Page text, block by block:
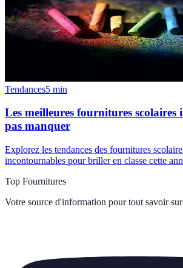
Tendances5 min
Les meilleures fournitures scolaires
pas manquer
Explorez les tendances des fournitures
incontournables pour briller en classe cette
Top Fournitures
Votre source d'information pour tout savoir sur